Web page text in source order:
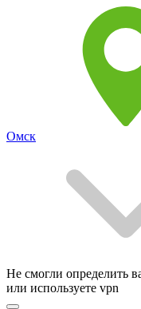
Омск
Не смогли определить
или используете vpn